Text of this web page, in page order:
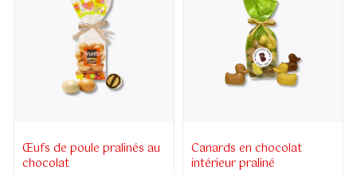
Œufs de poule pralinés au
chocolat
Canards en chocolat
intérieur praliné